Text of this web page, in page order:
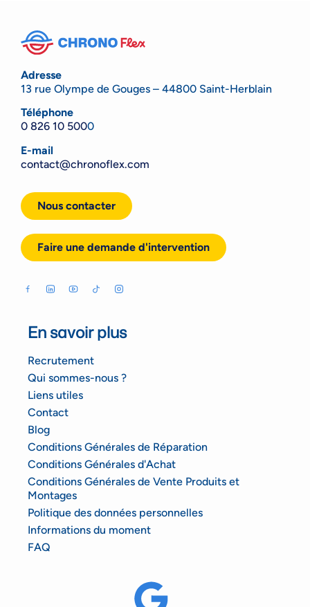
Adresse
13 rue Olympe de Gouges – 44800 Saint-Herblain
Téléphone
0 826 10 5000
E-mail
contact@chronoflex.com
Nous contacter
Faire une demande d'intervention
En savoir plus
Recrutement
Qui sommes-nous ?
Liens utiles
Contact
Blog
Conditions Générales de Réparation
Conditions Générales d'Achat
Conditions Générales de Vente Produits et
Montages
Politique des données personnelles
Informations du moment
FAQ